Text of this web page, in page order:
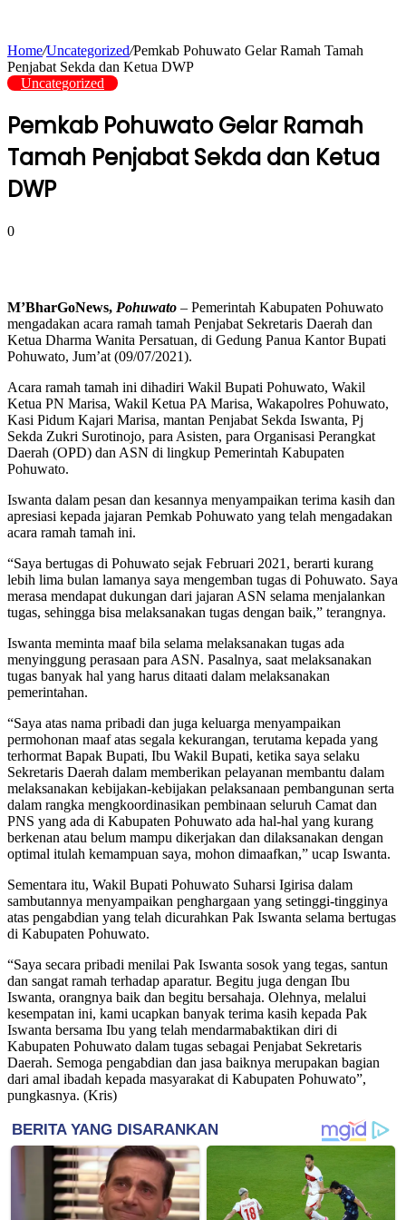
Home/Uncategorized/Pemkab Pohuwato Gelar Ramah Tamah
Penjabat Sekda dan Ketua DWP
Uncategorized
Pemkab Pohuwato Gelar Ramah
Tamah Penjabat Sekda dan Ketua
DWP
0
M’BharGoNews, Pohuwato – Pemerintah Kabupaten Pohuwato
mengadakan acara ramah tamah Penjabat Sekretaris Daerah dan
Ketua Dharma Wanita Persatuan, di Gedung Panua Kantor Bupati
Pohuwato, Jum’at (09/07/2021).
Acara ramah tamah ini dihadiri Wakil Bupati Pohuwato, Wakil
Ketua PN Marisa, Wakil Ketua PA Marisa, Wakapolres Pohuwato,
Kasi Pidum Kajari Marisa, mantan Penjabat Sekda Iswanta, Pj
Sekda Zukri Surotinojo, para Asisten, para Organisasi Perangkat
Daerah (OPD) dan ASN di lingkup Pemerintah Kabupaten
Pohuwato.
Iswanta dalam pesan dan kesannya menyampaikan terima kasih dan
apresiasi kepada jajaran Pemkab Pohuwato yang telah mengadakan
acara ramah tamah ini.
“Saya bertugas di Pohuwato sejak Februari 2021, berarti kurang
lebih lima bulan lamanya saya mengemban tugas di Pohuwato. Saya
merasa mendapat dukungan dari jajaran ASN selama menjalankan
tugas, sehingga bisa melaksanakan tugas dengan baik,” terangnya.
Iswanta meminta maaf bila selama melaksanakan tugas ada
menyinggung perasaan para ASN. Pasalnya, saat melaksanakan
tugas banyak hal yang harus ditaati dalam melaksanakan
pemerintahan.
“Saya atas nama pribadi dan juga keluarga menyampaikan
permohonan maaf atas segala kekurangan, terutama kepada yang
terhormat Bapak Bupati, Ibu Wakil Bupati, ketika saya selaku
Sekretaris Daerah dalam memberikan pelayanan membantu dalam
melaksanakan kebijakan-kebijakan pelaksanaan pembangunan serta
dalam rangka mengkoordinasikan pembinaan seluruh Camat dan
PNS yang ada di Kabupaten Pohuwato ada hal-hal yang kurang
berkenan atau belum mampu dikerjakan dan dilaksanakan dengan
optimal itulah kemampuan saya, mohon dimaafkan,” ucap Iswanta.
Sementara itu, Wakil Bupati Pohuwato Suharsi Igirisa dalam
sambutannya menyampaikan penghargaan yang setinggi-tingginya
atas pengabdian yang telah dicurahkan Pak Iswanta selama bertugas
di Kabupaten Pohuwato.
“Saya secara pribadi menilai Pak Iswanta sosok yang tegas, santun
dan sangat ramah terhadap aparatur. Begitu juga dengan Ibu
Iswanta, orangnya baik dan begitu bersahaja. Olehnya, melalui
kesempatan ini, kami ucapkan banyak terima kasih kepada Pak
Iswanta bersama Ibu yang telah mendarmabaktikan diri di
Kabupaten Pohuwato dalam tugas sebagai Penjabat Sekretaris
Daerah. Semoga pengabdian dan jasa baiknya merupakan bagian
dari amal ibadah kepada masyarakat di Kabupaten Pohuwato”,
pungkasnya. (Kris)